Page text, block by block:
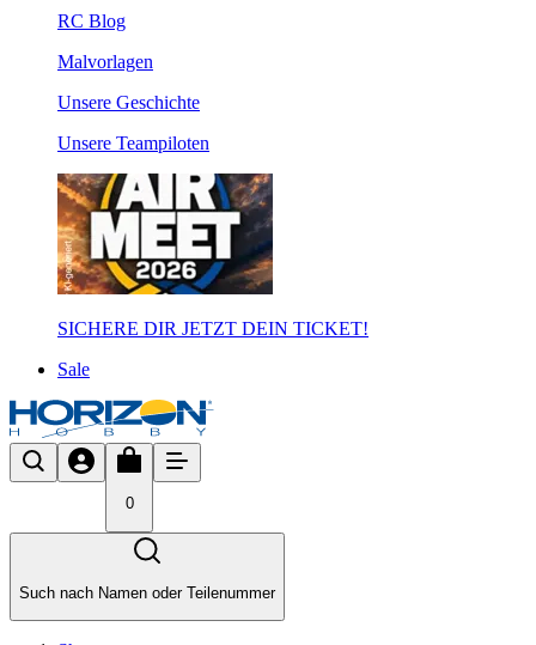
RC Blog
Malvorlagen
Unsere Geschichte
Unsere Teampiloten
SICHERE DIR JETZT DEIN TICKET!
Sale
0
Such nach Namen oder Teilenummer